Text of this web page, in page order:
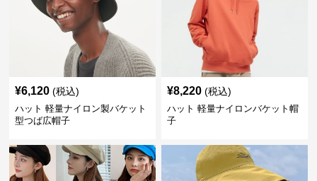
¥6,120 (税込)
ハット 軽量ナイロン製バケット
型つば広帽子
¥8,220 (税込)
ハット 軽量ナイロンバケット帽
子